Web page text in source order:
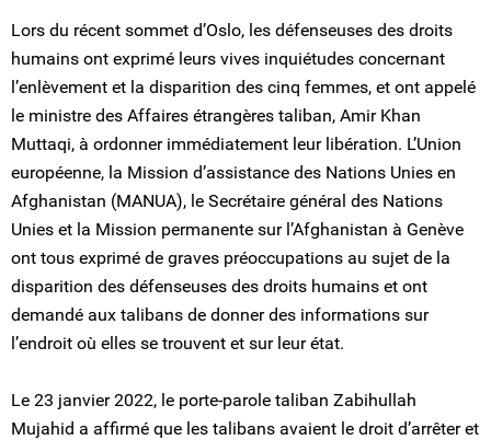
Lors du récent sommet d’Oslo, les défenseuses des droits
humains ont exprimé leurs vives inquiétudes concernant
l’enlèvement et la disparition des cinq femmes, et ont appelé
le ministre des Affaires étrangères taliban, Amir Khan
Muttaqi, à ordonner immédiatement leur libération. L’Union
européenne, la Mission d’assistance des Nations Unies en
Afghanistan (MANUA), le Secrétaire général des Nations
Unies et la Mission permanente sur l’Afghanistan à Genève
ont tous exprimé de graves préoccupations au sujet de la
disparition des défenseuses des droits humains et ont
demandé aux talibans de donner des informations sur
l’endroit où elles se trouvent et sur leur état.
Le 23 janvier 2022, le porte-parole taliban Zabihullah
Mujahid a affirmé que les talibans avaient le droit d’arrêter et